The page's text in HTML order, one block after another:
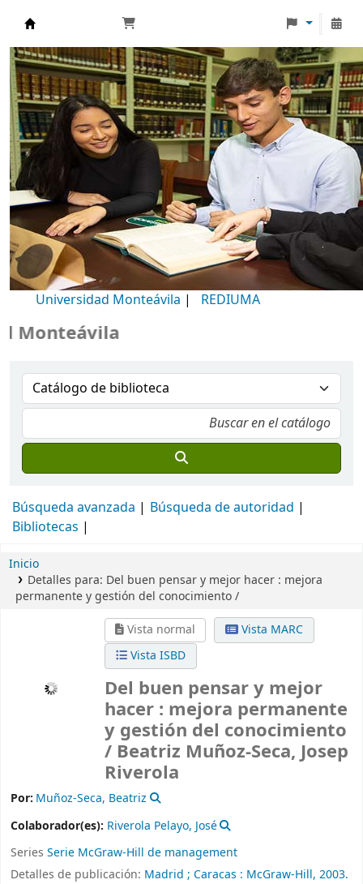
Biblioteca Universidad Monteávila
Universidad Monteávila | REDIUMA
Búsqueda avanzada
Búsqueda de autoridad
Bibliotecas
Inicio
Detalles para: Del buen pensar y mejor hacer : mejora
permanente y gestión del conocimiento /
Vista normal
Vista MARC
Vista ISBD
Del buen pensar y mejor
hacer : mejora permanente
y gestión del conocimiento
/ Beatriz Muñoz-Seca, Josep
Riverola
Por: Muñoz-Seca, Beatriz
Colaborador(es): Riverola Pelayo, José
Series Serie McGraw-Hill de management
Detalles de publicación: Madrid ; Caracas : McGraw-Hill, 2003.